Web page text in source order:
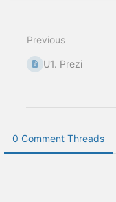
Previous
U1. Prezi
0 Comment Threads